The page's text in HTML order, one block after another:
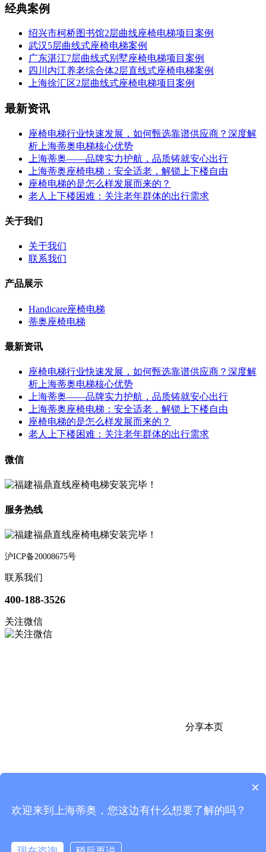
经典案例
绍兴市柯桥图书馆2层曲线座椅电梯项目案例
武汉5层曲线式座椅电梯案例
广东湛江7层曲线式别墅座椅电梯项目案例
四川内江养老综合体2层直线式座椅电梯案例
上海徐汇区2层曲线式座椅电梯项目案例
最新资讯
座椅电梯行业快速发展，如何甄选靠谱供应商？深度解
析上海蒂奥电梯核心优势
上海蒂奥——品牌实力护航，品质铸就安心出行
上海蒂奥座椅电梯：安全适老，解锁上下楼自由
座椅电梯的是怎么样发展而来的？
老人上下楼困难：关注老年群体的出行需求
关于我们
关于我们
联系我们
产品展示
Handicare座椅电梯
蒂奥座椅电梯
最新资讯
座椅电梯行业快速发展，如何甄选靠谱供应商？深度解
析上海蒂奥电梯核心优势
上海蒂奥——品牌实力护航，品质铸就安心出行
上海蒂奥座椅电梯：安全适老，解锁上下楼自由
座椅电梯的是怎么样发展而来的？
老人上下楼困难：关注老年群体的出行需求
微信
服务热线
沪ICP备20008675号
联系我们
400-188-3526
关注微信
分享本页
微信
×
欢迎来到上海蒂奥，您这边有什么想要了解的吗？